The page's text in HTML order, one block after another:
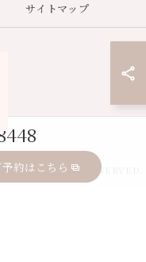
予約はこちら
サイトマップ
ALL RIGHTS RESERVED.